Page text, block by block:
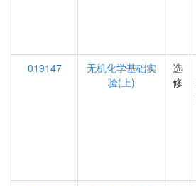
019147
无机化学基础实
验(上)
选
修